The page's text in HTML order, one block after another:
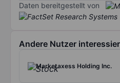
Daten bereitgestellt von
Andere Nutzer
Marketaxess Holding Inc.